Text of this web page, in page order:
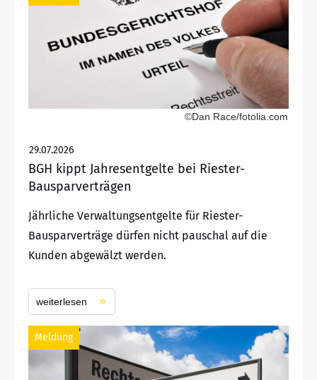
©Dan Race/fotolia.com
29.07.2026
BGH kippt Jahresentgelte bei Riester-
Bausparverträgen
Jährliche Verwaltungsentgelte für Riester-
Bausparverträge dürfen nicht pauschal auf die
Kunden abgewälzt werden.
weiterlesen
Meldung